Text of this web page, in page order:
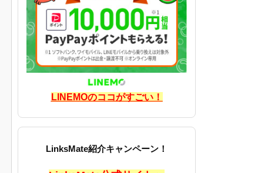
LINEMOのココがすごい！
LinksMate紹介キャンペーン！